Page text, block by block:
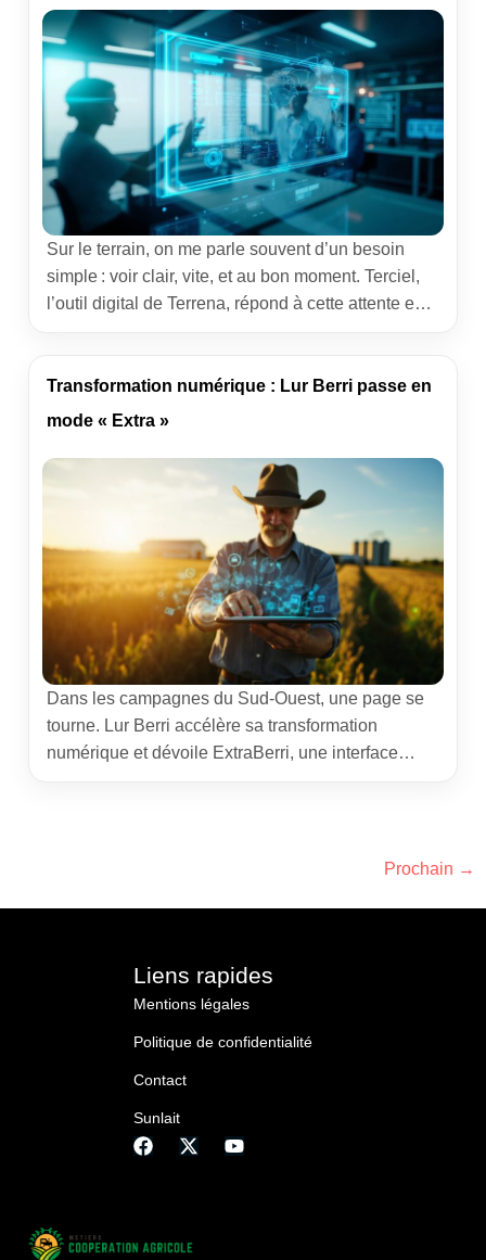
Sur le terrain, on me parle souvent d’un besoin
simple : voir clair, vite, et au bon moment. Terciel,
l’outil digital de Terrena, répond à cette attente en
extranet coopératif pensé comme un cockpit de
pilotage, utilisable du […]
Transformation numérique : Lur Berri passe en
mode « Extra »
Dans les campagnes du Sud-Ouest, une page se
tourne. Lur Berri accélère sa transformation
numérique et dévoile ExtraBerri, une interface
promesse d’une maison coopérative qui veut offrir
Prochain →
Liens rapides
Mentions légales
Politique de confidentialité
Contact
Sunlait